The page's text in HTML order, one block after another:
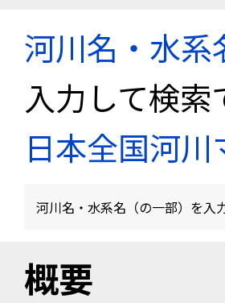
河川名・水
入力して検
日本全国河
河川名・水系名（の一部）を入
概要